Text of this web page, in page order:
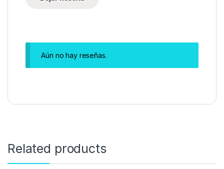
Aún no hay reseñas.
Related products